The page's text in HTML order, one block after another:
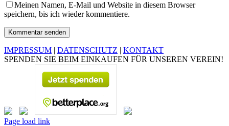
Meinen Namen, E-Mail und Website in diesem Browser
speichern, bis ich wieder kommentiere.
IMPRESSUM | DATENSCHUTZ | KONTAKT
SPENDEN SIE BEIM EINKAUFEN FÜR UNSEREN VEREIN!
Page load link